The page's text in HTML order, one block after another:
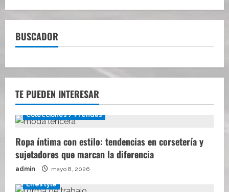
BUSCADOR
TE PUEDEN INTERESAR
Colecciones / Prendas
Ropa íntima con estilo: tendencias en corsetería y
sujetadores que marcan la diferencia
admin mayo 8, 2026
Lifestyle